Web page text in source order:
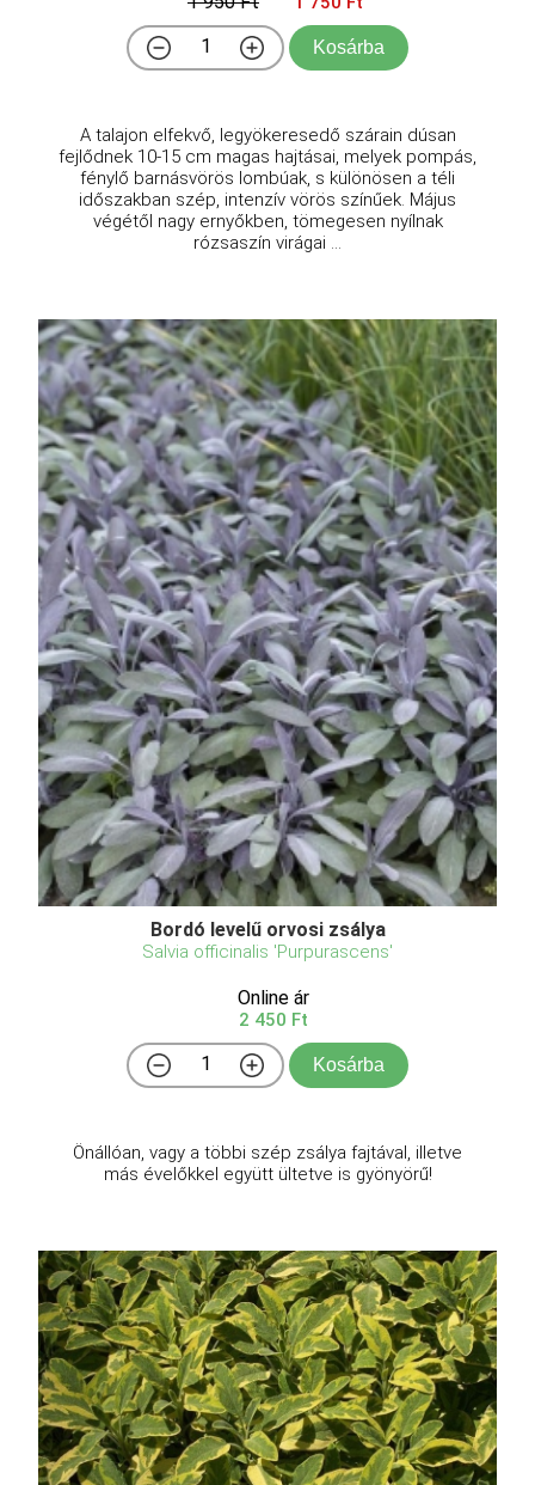
Kosárba
A talajon elfekvő, legyökeresedő szárain dúsan
fejlődnek 10-15 cm magas hajtásai, melyek pompás,
fénylő barnásvörös lombúak, s különösen a téli
időszakban szép, intenzív vörös színűek. Május
végétől nagy ernyőkben, tömegesen nyílnak
rózsaszín virágai ...
Bordó levelű orvosi zsálya
Salvia officinalis 'Purpurascens'
Online ár
2 450 Ft
Kosárba
Önállóan, vagy a többi szép zsálya fajtával, illetve
más évelőkkel együtt ültetve is gyönyörű!